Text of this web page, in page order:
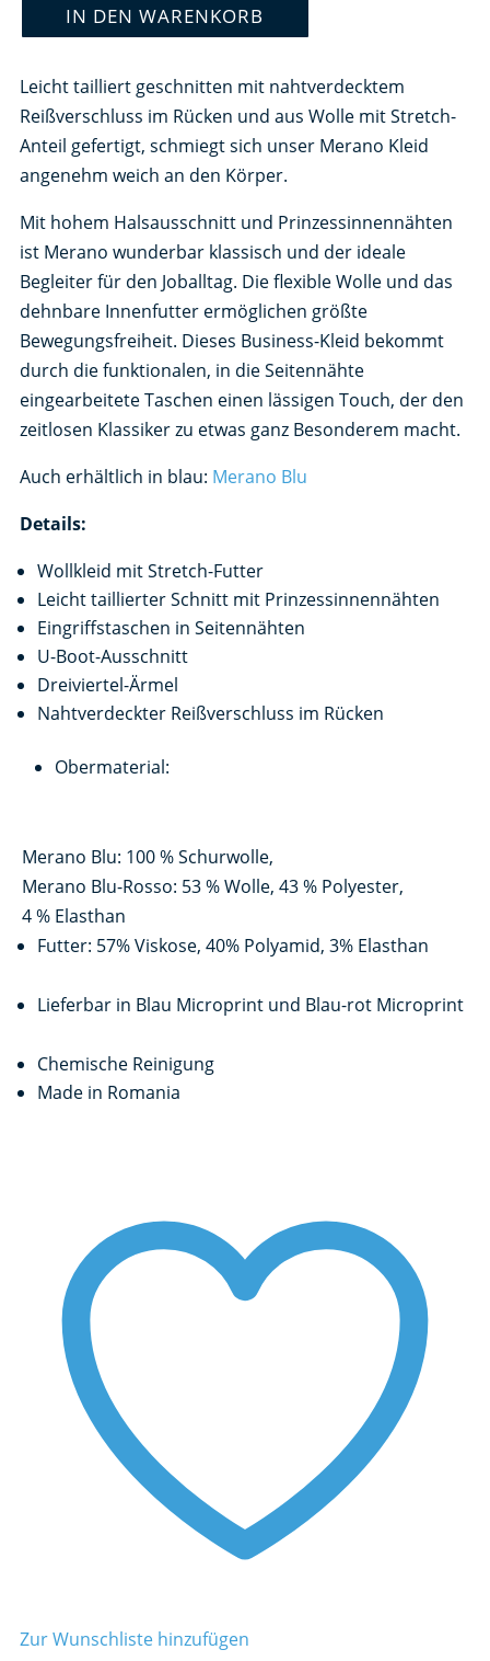
IN DEN WARENKORB
Leicht tailliert geschnitten mit nahtverdecktem
Reißverschluss im Rücken und aus Wolle mit Stretch-
Anteil gefertigt, schmiegt sich unser Merano Kleid
angenehm weich an den Körper.
Mit hohem Halsausschnitt und Prinzessinnennähten
ist Merano wunderbar klassisch und der ideale
Begleiter für den Joballtag. Die flexible Wolle und das
dehnbare Innenfutter ermöglichen größte
Bewegungsfreiheit. Dieses Business-Kleid bekommt
durch die funktionalen, in die Seitennähte
eingearbeitete Taschen einen lässigen Touch, der den
zeitlosen Klassiker zu etwas ganz Besonderem macht.
Auch erhältlich in blau: Merano Blu
Details:
Wollkleid mit Stretch-Futter
Leicht taillierter Schnitt mit Prinzessinnennähten
Eingriffstaschen in Seitennähten
U-Boot-Ausschnitt
Dreiviertel-Ärmel
Nahtverdeckter Reißverschluss im Rücken
Obermaterial:
Merano Blu: 100 % Schurwolle,
Merano Blu-Rosso: 53 % Wolle, 43 % Polyester,
4 % Elasthan
Futter: 57% Viskose, 40% Polyamid, 3% Elasthan
Lieferbar in Blau Microprint und Blau-rot Microprint
Chemische Reinigung
Made in Romania
Zur Wunschliste hinzufügen